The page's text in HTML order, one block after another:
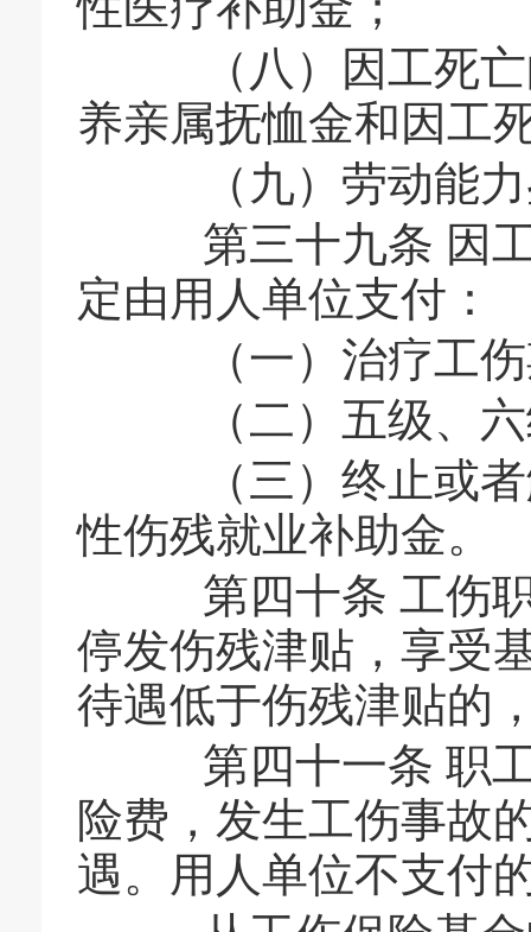
（八）因工死亡
养亲属抚恤金和因工
（九）劳动能力
第三十九条 因工
定由用人单位支付：
（一）治疗工伤
（二）五级、六
（三）终止或者
性伤残就业补助金。
第四十条 工伤职
停发伤残津贴，享受
待遇低于伤残津贴的
第四十一条 职工
险费，发生工伤事故
遇。用人单位不支付